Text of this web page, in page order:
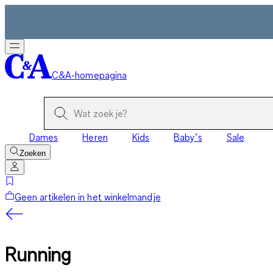
C&A-homepagina
Dames Heren Kids Baby’s Sale
Zoeken
Geen artikelen in het winkelmandje
Running